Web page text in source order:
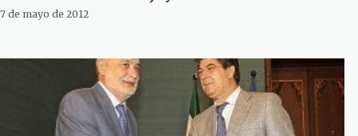
7 de mayo de 2012